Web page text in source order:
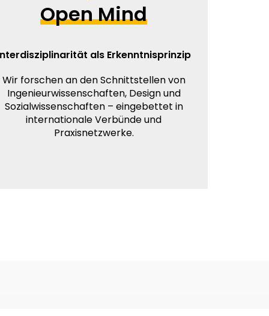
Open Mind
als Erkenntnisprinzip
Wir forschen an den Schnittstellen von
Ingenieurwissenschaften, Design und
Sozialwissenschaften – eingebettet in
internationale Verbünde und
Praxisnetzwerke.